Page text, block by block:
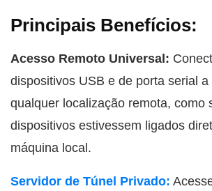
Principais Benefícios:
Acesso Remoto Universal:
dispositivos USB e de porta serial a
qualquer localização remota, como
dispositivos estivessem ligados
máquina local.
Servidor de Túnel Privado: